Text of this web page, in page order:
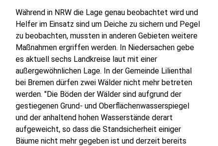
Während in NRW die Lage genau beobachtet wird und
Helfer im Einsatz sind um Deiche zu sichern und Pegel
zu beobachten, mussten in anderen Gebieten weitere
Maßnahmen ergriffen werden. In Niedersachen gebe
es aktuell sechs Landkreise laut mit einer
außergewöhnlichen Lage. In der Gemeinde Lilienthal
bei Bremen dürfen zwei Wälder nicht mehr betreten
werden. "Die Böden der Wälder sind aufgrund der
gestiegenen Grund- und Oberflächenwasserspiegel
und der anhaltend hohen Wasserstände derart
aufgeweicht, so dass die Standsicherheit einiger
Bäume nicht mehr gegeben ist und derzeit bereits